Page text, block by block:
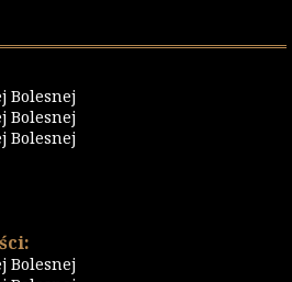
Bolesnej
Bolesnej
Bolesnej
Bolesnej